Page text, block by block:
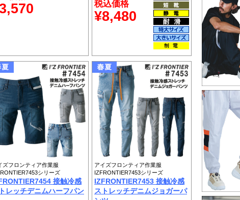
税込価格
¥8,480
ズフロンティア作業服
シリーズ
接触冷感
レッチデニムハーフパン
アイズフロンティア作業服
IZFRONTIER7453シリーズ
IZFRONTIER7453 接触冷感
ストレッチデニムジョガーパ